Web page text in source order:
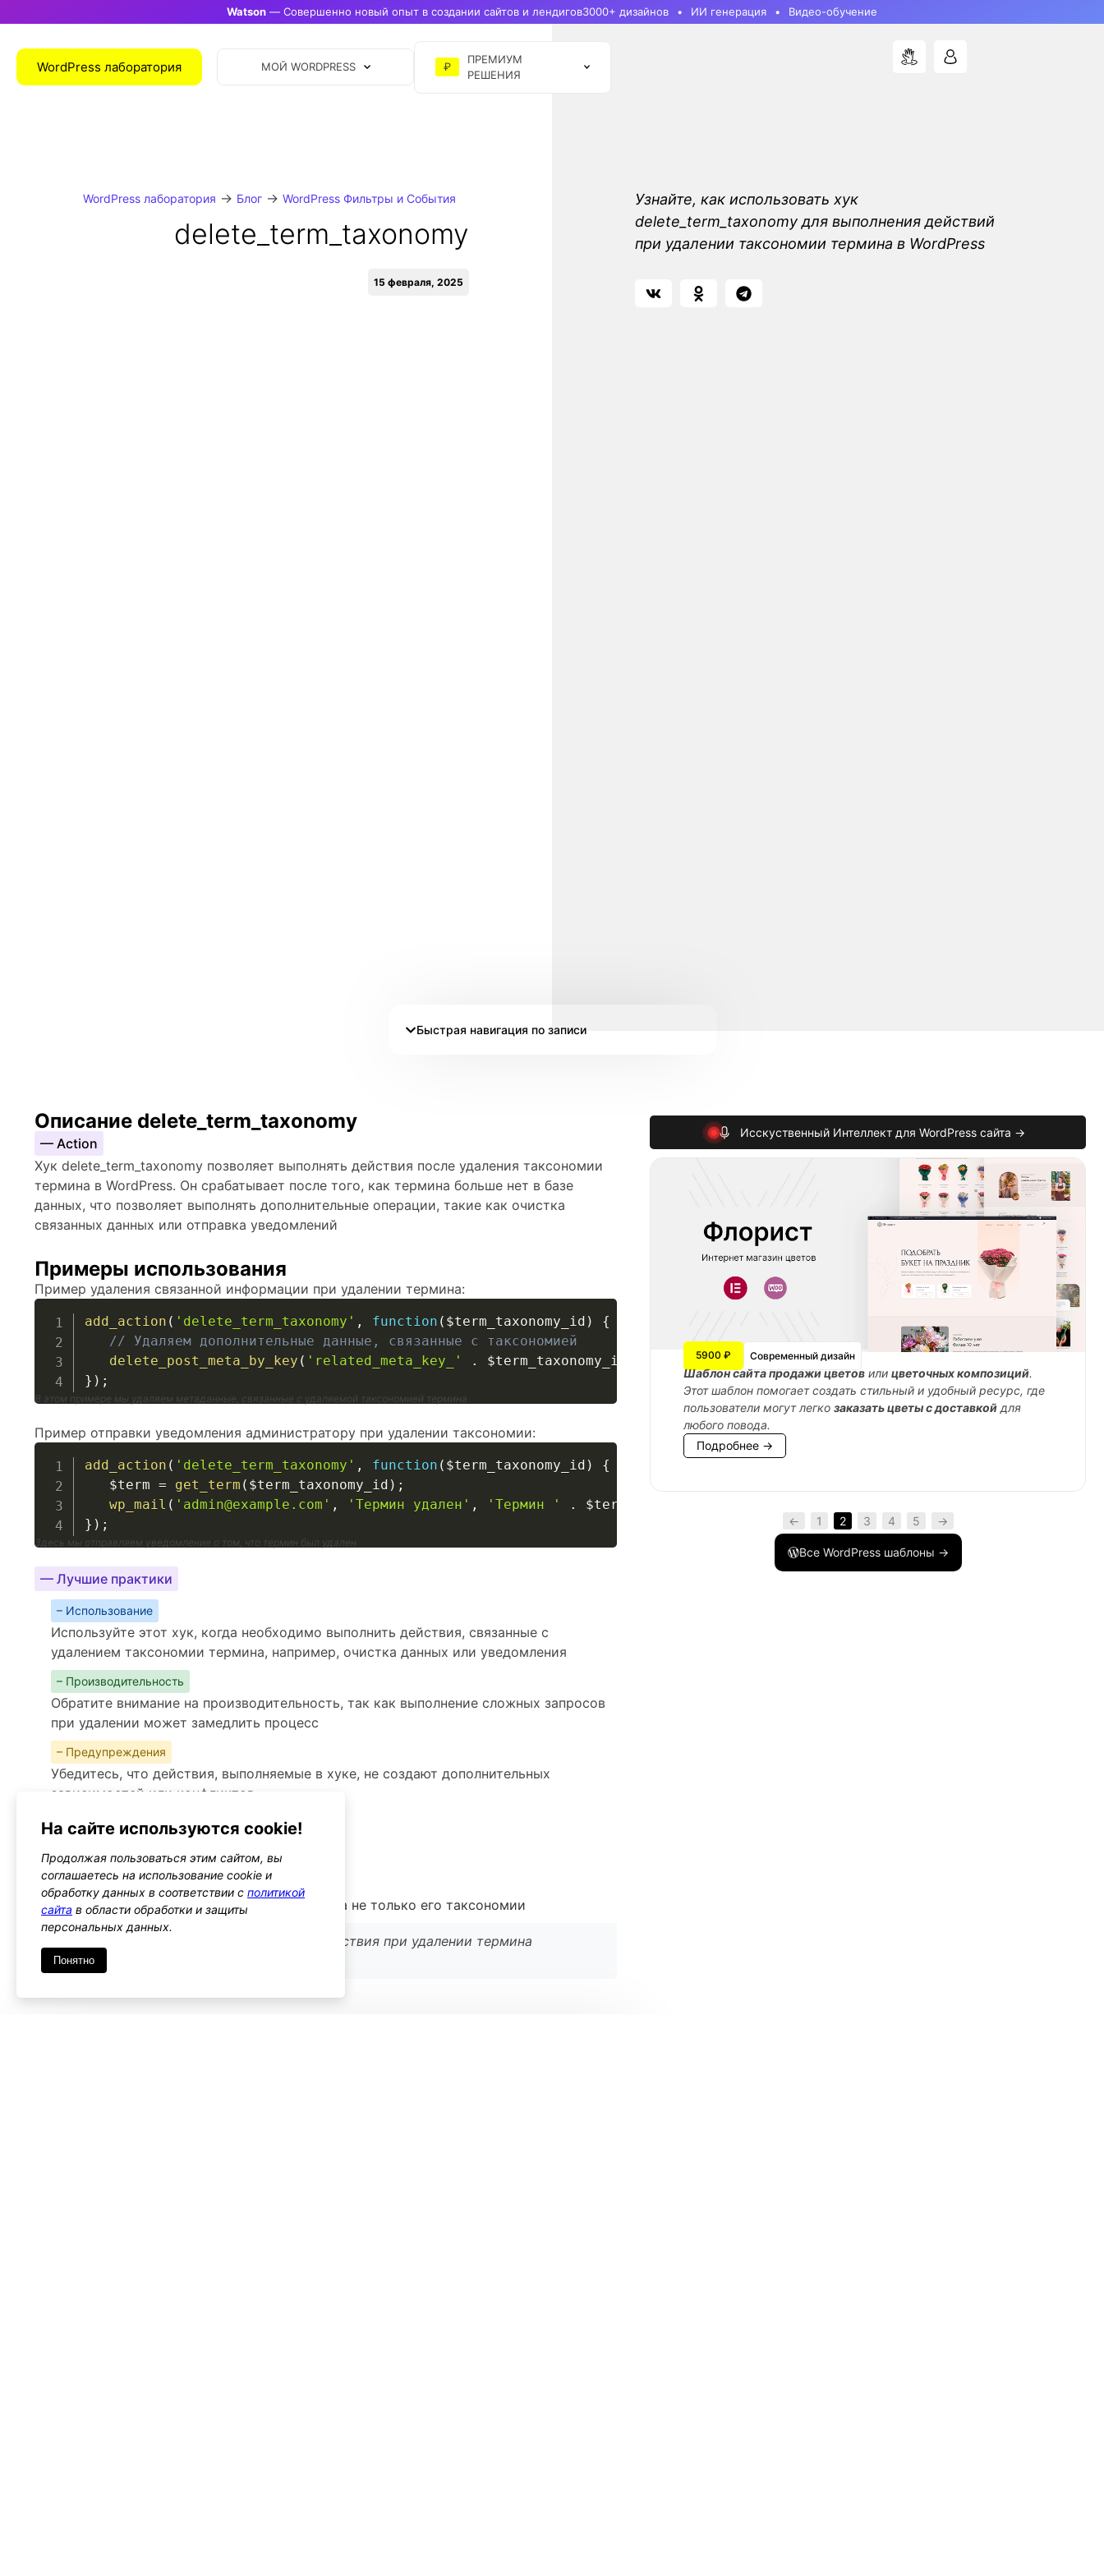
Watson — Совершенно новый опыт в создании сайтов и лендигов3000+ дизайнов ИИ генерация Видео-обучение
WordPress лаборатория МОЙ WORDPRESS ₽
ПРЕМИУМ
РЕШЕНИЯ
WordPress лаборатория → Блог→ WordPress Фильтры и События
delete_term_taxonomy
15 февраля, 2025
Узнайте, как использовать хук
delete_term_taxonomy для выполнения действий
при удалении таксономии термина в WordPress
Быстрая навигация по записи
Описание delete_term_taxonomy
— Action
Хук delete_term_taxonomy позволяет выполнять действия после удаления таксономии
термина в WordPress. Он срабатывает после того, как термина больше нет в базе
данных, что позволяет выполнять дополнительные операции, такие как очистка
связанных данных или отправка уведомлений
Примеры использования
Пример удаления связанной информации при удалении термина:
add_action ( 'delete_term_taxonomy' , function ( $term_taxonomy_id )
{
// Удаляем дополнительные данные, связанные с таксономией
delete_post_meta_by_key ( 'related_meta_key_' . $term_taxonomy_id
} ) ;
В этом примере мы удаляем метаданные, связанные с удаляемой таксономией термина
Пример отправки уведомления администратору при удалении таксономии:
add_action ( 'delete_term_taxonomy' , function ( $term_taxonomy_id )
{
$term = get_term ( $term_taxonomy_id ) ;
wp_mail ( 'admin@example.com' , 'Термин удален' , 'Термин ' . $term
} ) ;
Здесь мы отправляем уведомление о том, что термин был удален
— Лучшие практики
– Использование
Используйте этот хук, когда необходимо выполнить действия, связанные с
удалением таксономии термина, например, очистка данных или уведомления
– Производительность
Обратите внимание на производительность, так как выполнение сложных запросов
при удалении может замедлить процесс
– Предупреждения
Убедитесь, что действия, выполняемые в хуке, не создают дополнительных
зависимостей или конфликтов
Альтернативы
Тип: action
Этот хук срабатывает при удалении термина, а не только его таксономии
Используйте, если вам нужно выполнять действия при удалении термина
независимо от его таксономии
Исскуственный Интеллект для WordPress сайта →
5900 ₽ Современный дизайн
Шаблон сайта продажи цветов илицветочных композиций.
Этот шаблон помогает создать стильный и удобный ресурс, где
пользователи могут легкозаказать цветы с доставкойдля
любого повода.
Подробнее →
← 1 2 3 4 5 →
Все WordPress шаблоны →
На сайте используются cookie!
Продолжая пользоваться этим сайтом, вы
соглашаетесь на использование cookie и
обработку данных в соответствии с политикой
сайта в области обработки и защиты
персональных данных.
Понятно